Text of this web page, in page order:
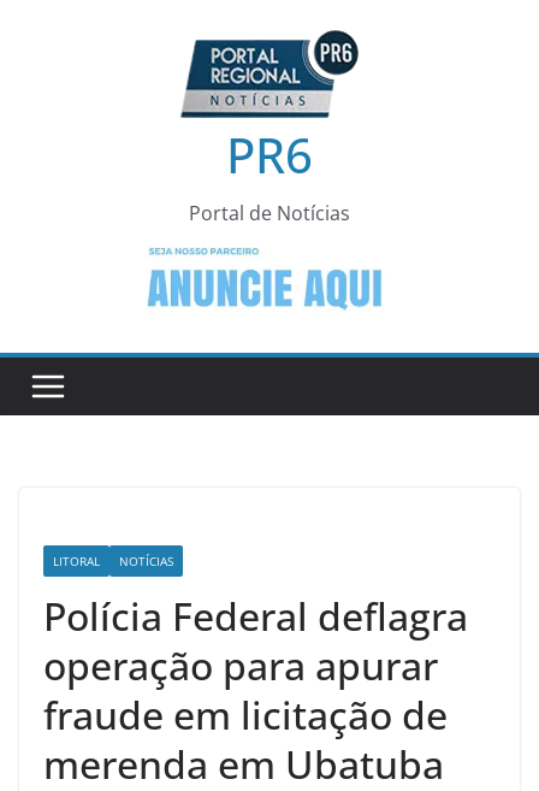
PR6
Portal de Notícias
LITORAL NOTÍCIAS
Polícia Federal deflagra
operação para apurar
fraude em licitação de
merenda em Ubatuba